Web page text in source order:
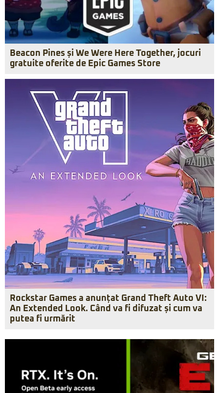
Beacon Pines și We Were Here Together, jocuri
gratuite oferite de Epic Games Store
Rockstar Games a anunțat Grand Theft Auto VI:
An Extended Look. Când va fi difuzat și cum va
putea fi urmărit